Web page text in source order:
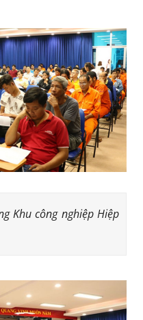
Khu công nghiệp Hiệp